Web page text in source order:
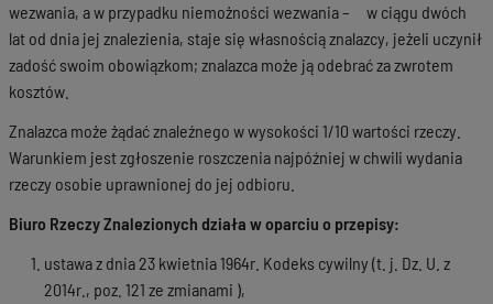
wezwania, a w przypadku niemożności wezwania – w ciągu dwóch
lat od dnia jej znalezienia, staje się własnością znalazcy, jeżeli uczynił
zadość swoim obowiązkom; znalazca może ją odebrać za zwrotem
kosztów.
Znalazca może żądać znaleźnego w wysokości 1/10 wartości rzeczy.
Warunkiem jest zgłoszenie roszczenia najpóźniej w chwili wydania
rzeczy osobie uprawnionej do jej odbioru.
Biuro Rzeczy Znalezionych działa w oparciu o przepisy:
ustawa z dnia 23 kwietnia 1964r. Kodeks cywilny (t. j. Dz. U. z
2014r., poz. 121 ze zmianami ),